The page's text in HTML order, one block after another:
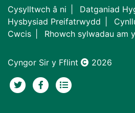
Cysylltwch â ni
Datganiad
Hysbysiad Preifatrwydd
Cwcis
Rhowch sylwadau am
Cyngor Sir y Fflint 2026